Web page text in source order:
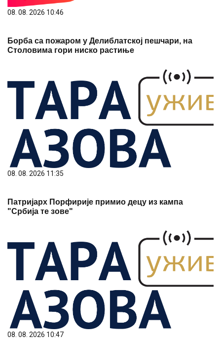
08. 08. 2026 10:46
Борба са пожаром у Делиблатској пешчари, на
Столовима гори ниско растиње
08. 08. 2026 11:35
Патријарх Порфирије примио децу из кампа
"Србија те зове"
08. 08. 2026 10:47